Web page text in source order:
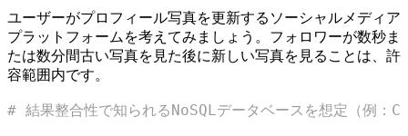
ユーザーがプロフィール写真を更新するソーシャルメディア
プラットフォームを考えてみましょう。フォロワーが数秒ま
たは数分間古い写真を見た後に新しい写真を見ることは、許
容範囲内です。
# 結果整合性で知られるNoSQLデータベースを想定（例